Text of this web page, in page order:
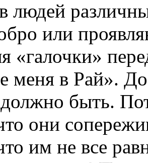
людей
или
«галочки»
меня в Рай».
быть.
они
им не все